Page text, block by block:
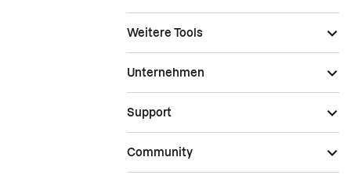
Weitere Tools
Unternehmen
Support
Community